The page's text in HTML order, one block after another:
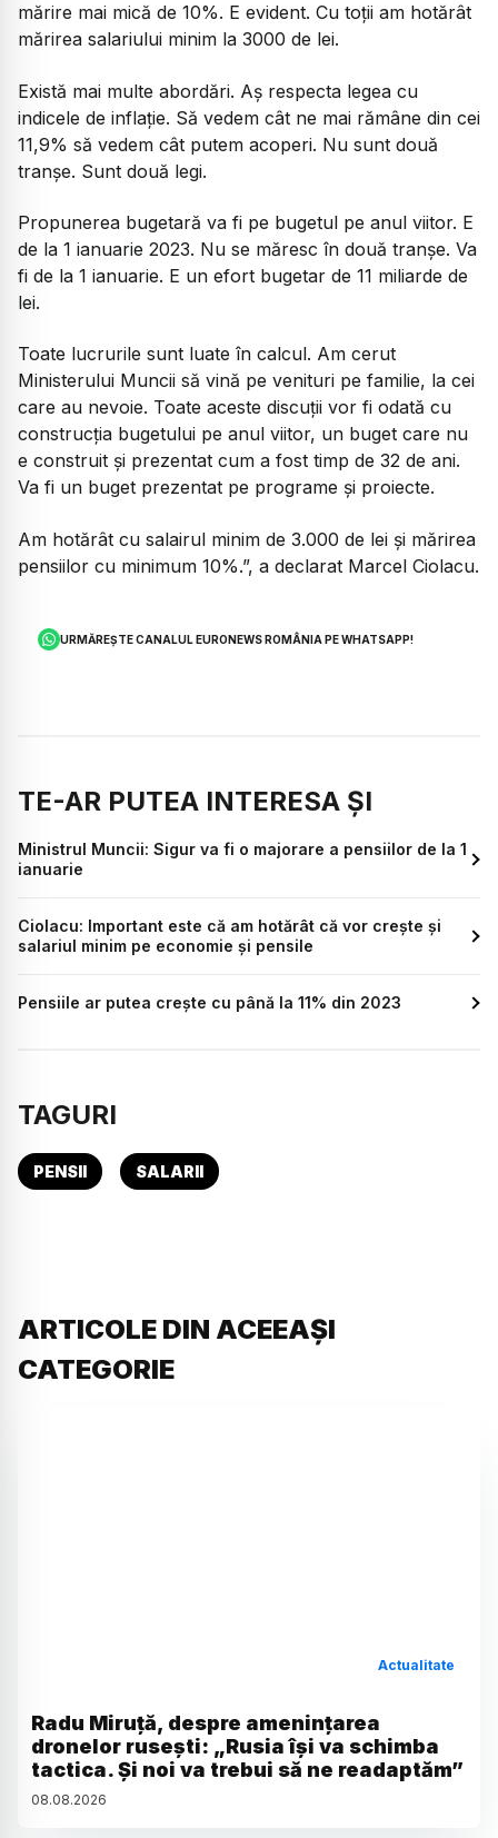
mărire mai mică de 10%. E evident. Cu toții am hotărât
mărirea salariului minim la 3000 de lei.
Există mai multe abordări. Aș respecta legea cu
indicele de inflație. Să vedem cât ne mai rămâne din cei
11,9% să vedem cât putem acoperi. Nu sunt două
tranșe. Sunt două legi.
Propunerea bugetară va fi pe bugetul pe anul viitor. E
de la 1 ianuarie 2023. Nu se măresc în două tranșe. Va
fi de la 1 ianuarie. E un efort bugetar de 11 miliarde de
lei.
Toate lucrurile sunt luate în calcul. Am cerut
Ministerului Muncii să vină pe venituri pe familie, la cei
care au nevoie. Toate aceste discuții vor fi odată cu
construcția bugetului pe anul viitor, un buget care nu
e construit și prezentat cum a fost timp de 32 de ani.
Va fi un buget prezentat pe programe și proiecte.
Am hotărât cu salairul minim de 3.000 de lei și mărirea
pensiilor cu minimum 10%.”, a declarat Marcel Ciolacu.
URMĂREȘTE CANALUL EURONEWS ROMÂNIA PE WHATSAPP!
TE-AR PUTEA INTERESA ȘI
Ministrul Muncii: Sigur va fi o majorare a pensiilor de la 1
ianuarie
Ciolacu: Important este că am hotărât că vor creşte şi
salariul minim pe economie şi pensile
Pensiile ar putea crește cu până la 11% din 2023
TAGURI
PENSII SALARII
ARTICOLE DIN ACEEAȘI
CATEGORIE
Actualitate
Radu Miruță, despre amenințarea
dronelor rusești: „Rusia își va schimba
tactica. Și noi va trebui să ne readaptăm”
08.08.2026